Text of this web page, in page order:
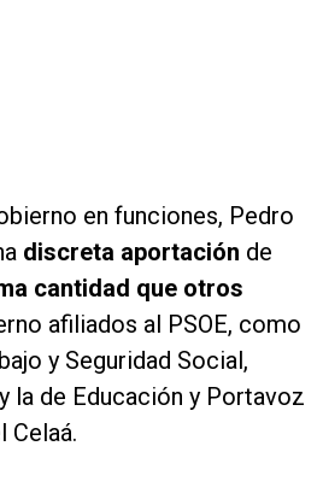
en funciones, Pedro
discreta aportación de
cantidad que otros
afiliados al PSOE, como
y Seguridad Social,
la de Educación y Portavoz
Celaá.